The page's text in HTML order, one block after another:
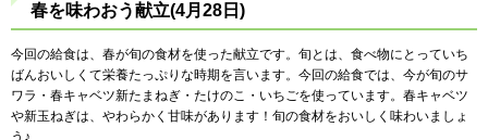
春を味わおう献立(4月28日)
今回の給食は、春が旬の食材を使った献立です。旬とは、食べ物にとっていち
ばんおいしくて栄養たっぷりな時期を言います。今回の給食では、今が旬のサ
ワラ・春キャベツ新たまねぎ・たけのこ・いちごを使っています。春キャベツ
や新玉ねぎは、やわらかく甘味があります！旬の食材をおいしく味わいましょ
う♪